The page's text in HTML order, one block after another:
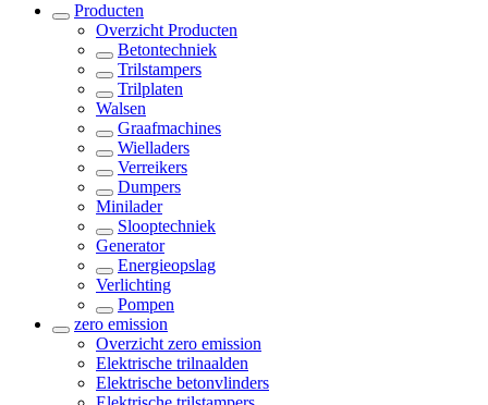
Producten
Overzicht Producten
Betontechniek
Trilstampers
Trilplaten
Walsen
Graafmachines
Wielladers
Verreikers
Dumpers
Minilader
Slooptechniek
Generator
Energieopslag
Verlichting
Pompen
zero emission
Overzicht zero emission
Elektrische trilnaalden
Elektrische betonvlinders